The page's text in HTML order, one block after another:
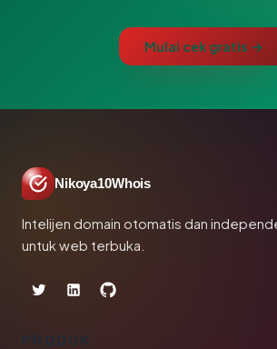
Mulai cek gratis →
Nikoya10Whois
Intelijen domain otomatis dan
untuk web terbuka.
PRODUK